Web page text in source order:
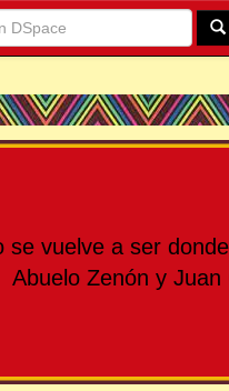
vuelve a ser
Abuelo Zenón y